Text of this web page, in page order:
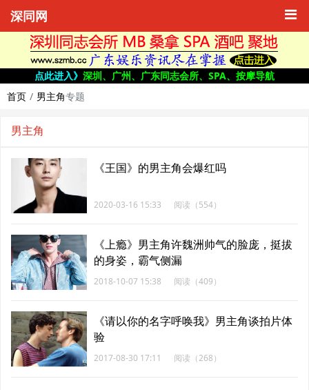
深同网
点此进入》 深圳、广州、广东同志会所、SPA、按摩导航
首页
男主角专题
男主角
《王国》的男主角会爆红吗
2020-03-16 15:33 阅读（554）
《上瘾》男主角许魏洲帅气的脸庞，挺拔
的身姿，霸气侧漏
2018-10-07 15:38 阅读（409）
《请以你的名字呼唤我》男主角谈拍片体
验
2017-08-30 17:11 阅读（268）